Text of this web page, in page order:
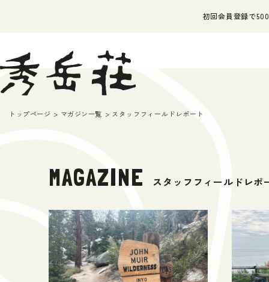
初回会員登録で
トップページ マガジン一覧 スタッフフィールドレポート
MAGAZINE スタッフフィールドレポ